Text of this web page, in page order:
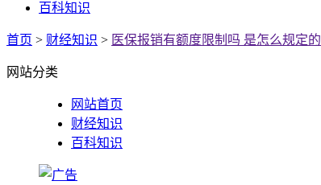
百科知识
首页 > 财经知识 > 医保报销有额度限制吗 是怎么规定的
网站分类
网站首页
财经知识
百科知识